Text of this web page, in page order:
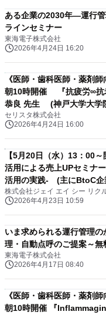
ある企業の2030年―運行
ラインセミナー
東海電子株式会社
2026年4月24日 16:20
《医師・歯科医師・薬剤
朝10時開催 『抗疲労∞抗
恭良 先生 (神戸大学大学
授)
セリスタ株式会社
2026年4月24日 16:00
【5月20日（水）13：00
活用による売上UPセミナ
活用の実践- (主にBtoC企
株式会社ジェイ エイ シー リク
2026年4月23日 10:59
いま求められる運行管理
理・自動点呼のご提案～
東海電子株式会社
2026年4月17日 08:40
《医師・歯科医師・薬剤
朝10時開催 『